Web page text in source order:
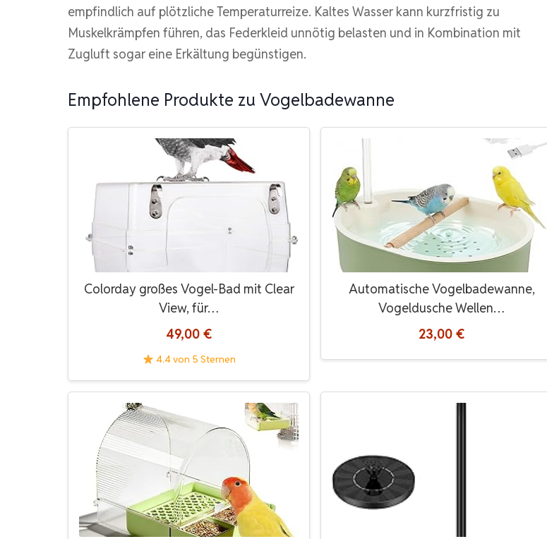
empfindlich auf plötzliche Temperaturreize. Kaltes Wasser kann kurzfristig zu
Muskelkrämpfen führen, das Federkleid unnötig belasten und in Kombination mit
Zugluft sogar eine Erkältung begünstigen.
Empfohlene Produkte zu Vogelbadewanne
Colorday großes Vogel-Bad mit Clear
View, für…
49,00 €
4.4 von 5 Sternen
Automatische Vogelbadewanne,
Vogeldusche Wellen…
23,00 €